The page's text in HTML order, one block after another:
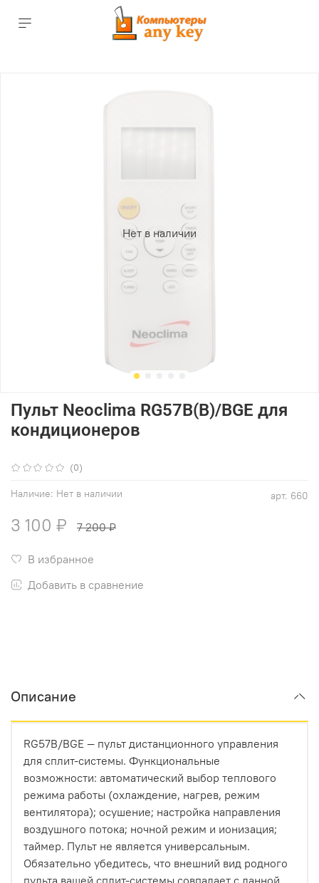
Нет в наличии
(0)
арт. 660
Наличие: Нет в наличии
Пульт Neoclima RG57B(B)/BGE для
кондиционеров
3 100 ₽ 7 200 ₽
В избранное
Добавить в сравнение
Описание
RG57B/BGE — пульт дистанционного управления
для сплит-системы. Функциональные
возможности: автоматический выбор теплового
режима работы (охлаждение, нагрев, режим
вентилятора); осушение; настройка направления
воздушного потока; ночной режим и ионизация;
таймер. Пульт не является универсальным.
Обязательно убедитесь, что внешний вид родного